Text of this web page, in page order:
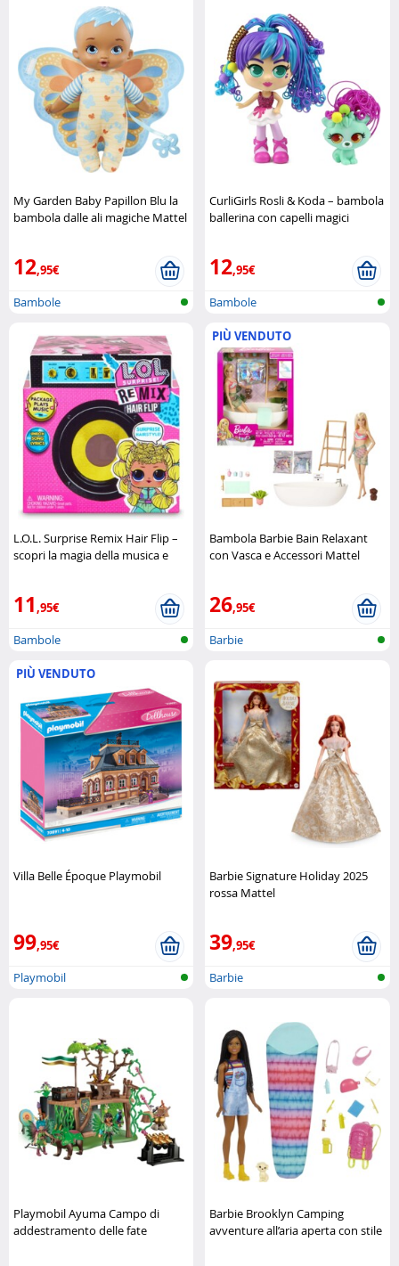
My Garden Baby Papillon Blu la
bambola dalle ali magiche Mattel
12,95€
Bambole
CurliGirls Rosli & Koda – bambola
ballerina con capelli magici
12,95€
Bambole
L.O.L. Surprise Remix Hair Flip –
scopri la magia della musica e
11,95€
Bambole
PIÙ VENDUTO
Bambola Barbie Bain Relaxant
con Vasca e Accessori Mattel
26,95€
Barbie
PIÙ VENDUTO
Villa Belle Époque Playmobil
99,95€
Playmobil
Barbie Signature Holiday 2025
rossa Mattel
39,95€
Barbie
Playmobil Ayuma Campo di
addestramento delle fate
Barbie Brooklyn Camping
avventure all’aria aperta con stile